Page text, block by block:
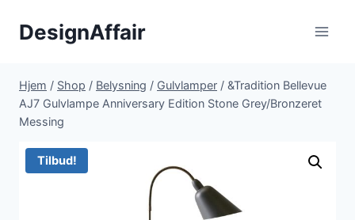
DesignAffair
Hjem / Shop / Belysning / Gulvlamper / &Tradition Bellevue
AJ7 Gulvlampe Anniversary Edition Stone Grey/Bronzeret
Messing
Tilbud!